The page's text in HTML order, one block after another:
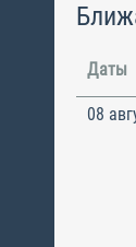
Даты
08